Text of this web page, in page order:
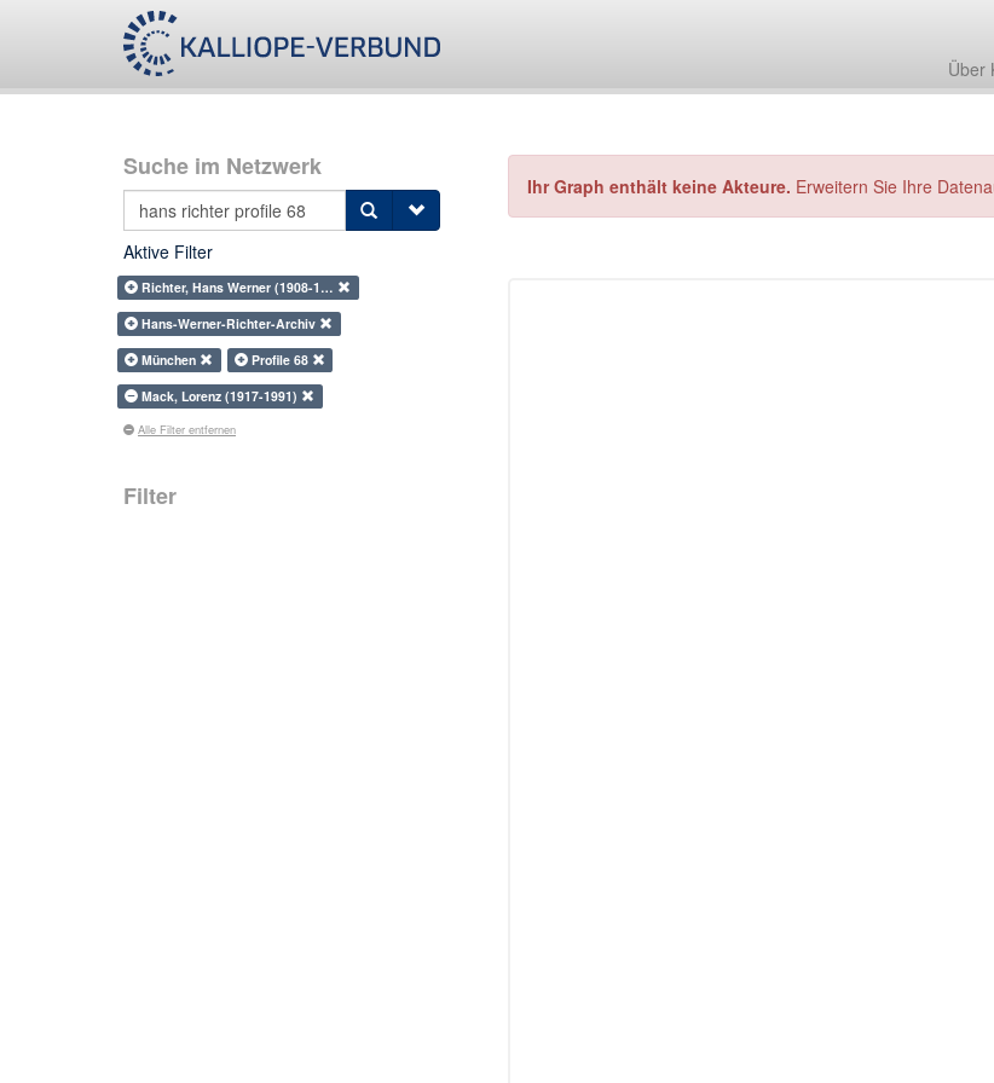
Über
Suche im Netzwerk
Aktive Filter
Richter, Hans Werner (1908-1…
Hans-Werner-Richter-Archiv
München
Profile 68
Mack, Lorenz (1917-1991)
Alle Filter entfernen
Filter
Ihr Graph enthält keine Akteure. Erweitern Sie Ihre